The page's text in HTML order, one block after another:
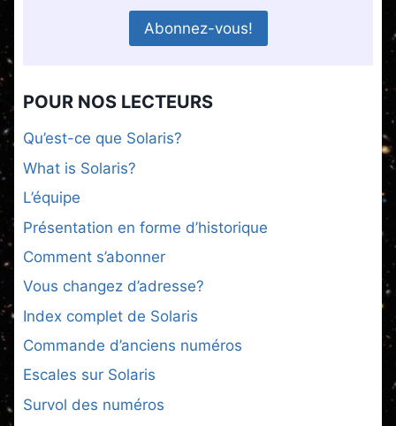
POUR NOS LECTEURS
Qu’est-ce que Solaris?
What is Solaris?
L’équipe
Présentation en forme d’historique
Comment s’abonner
Vous changez d’adresse?
Index complet de Solaris
Commande d’anciens numéros
Escales sur Solaris
Survol des numéros